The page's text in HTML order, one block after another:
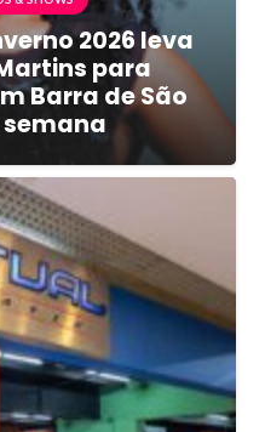
2026 leva
para
Barra de São